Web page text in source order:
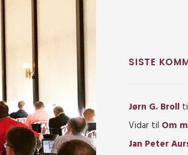
SISTE
Jørn G. Broll
Vidar til Om
Jan Peter